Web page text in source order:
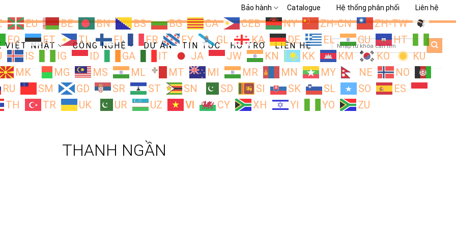
Bảo hành Catalogue Hệ thống phân phối Liên hệ
EU BE BN BS BG CA CEB NY ZH-CN
ZH-TW
EO ET TL FI FR FY GL KA DE EL GU
HT
IS IG ID GA IT JA JW KN KK KM KO
KU
MK MG MS ML MT MI MR MN MY NE
NO
RU SM GD SR ST SN SD SI SK SL SO
ES
TH TR UK UR UZ VI CY XH YI YO ZU
VIỆT NHẬT CÔNG NGHỆ DỰ ÁN TIN TỨC HỖ TRỢ LIÊN HỆ
Search
for:
THANH NGẦN